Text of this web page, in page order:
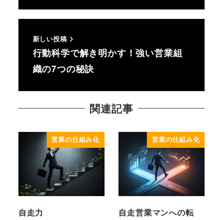
新しい投稿
行動科学で解き明かす！強い営業組
織の7つの秘訣
関連記事
営業の仕組み化
自走力
営業の仕組み化
自走営業マンへの転